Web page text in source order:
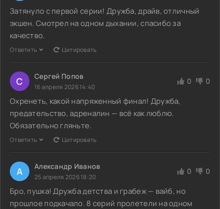
Затянуло с первой серии! Дружба, драйв, отличный
экшен. Смотрел на одном дыхании, спасибо за
качество.
Ответить Цитировать
С Сергей Попов
16 апреля 2026 14:40
0 0
Охренеть, какой напряженный финал! Дружба,
предательство, адреналин — всё как люблю.
Обязательно гляньте.
Ответить Цитировать
А Александр Иванов
25 апреля 2026 18:20
0 0
Бро, пушка! Дружба детства и грабеж — вайб, но
прошлое подкачало. 8 серий пролетели на одном